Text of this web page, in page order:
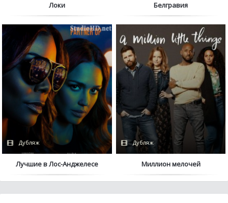
Локи Белгравия
Дубляж
Лучшие в Лос-Анджелесе
Дубляж
Миллион мелочей